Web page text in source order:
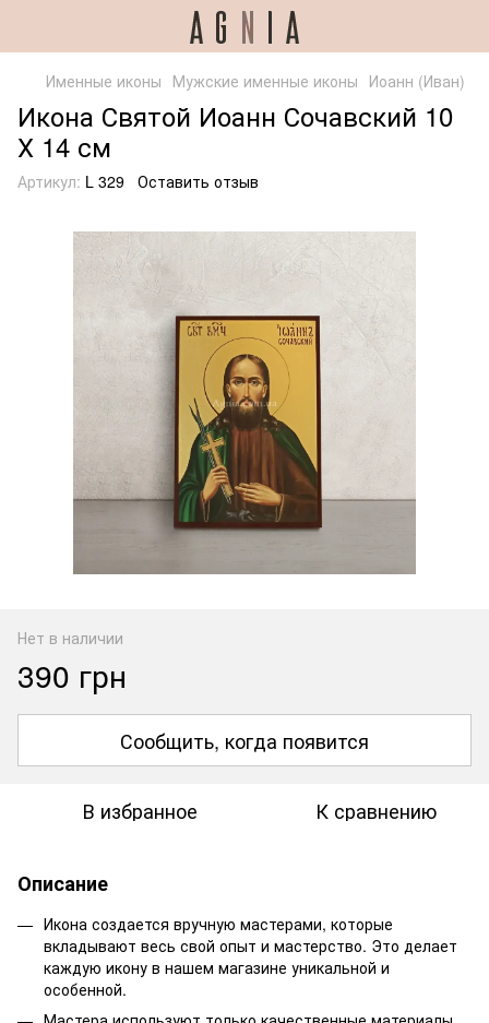
Именные иконы Мужские именные иконы Иоанн (Иван)
Икона Святой Иоанн Сочавский 10
Х 14 см
Артикул: L 329 Оставить отзыв
Нет в наличии
390 грн
Сообщить, когда появится
В избранное К сравнению
Описание
Икона создается вручную мастерами, которые
вкладывают весь свой опыт и мастерство. Это делает
каждую икону в нашем магазине уникальной и
особенной.